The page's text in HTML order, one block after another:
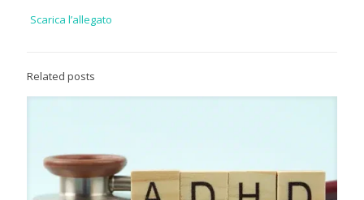
Scarica l’allegato
Related posts